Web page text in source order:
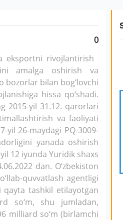
0
eksportni rivojlantirish
amalga oshirish va
bozorlar bilan bog‘lovchi
hissa qo‘shadi.
2015-yil 31.12. qarorlari
va faoliyati
yil 26-maydagi PQ-3009-
yanada oshirish
12 iyunda Yuridik shaxs
dan. O‘zbekiston
quvvatlash agentligi
qayta tashkil etilayotgan
so‘m, shu jumladan,
milliard so‘m (birlamchi